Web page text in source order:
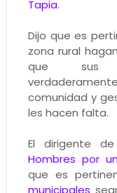
Tapia.
Dijo que es
zona rural
que sus
comunidad y
les hacen falta.
El dirigente
Hombres por
que es
municipales